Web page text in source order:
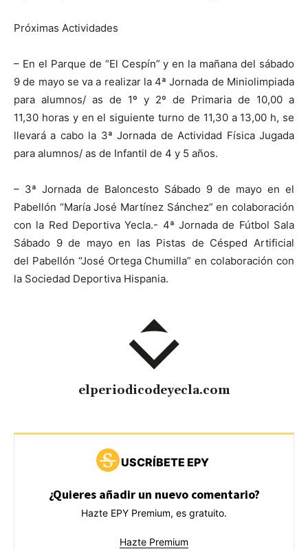
Próximas Actividades
– En el Parque de “El Cespín” y en la mañana del sábado
9 de mayo se va a realizar la 4ª Jornada de Miniolimpiada
para alumnos/ as de 1º y 2º de Primaria de 10,00 a
11,30 horas y en el siguiente turno de 11,30 a 13,00 h, se
llevará a cabo la 3ª Jornada de Actividad Física Jugada
para alumnos/ as de Infantil de 4 y 5 años.
– 3ª Jornada de Baloncesto Sábado 9 de mayo en el
Pabellón “María José Martínez Sánchez” en colaboración
con la Red Deportiva Yecla.- 4ª Jornada de Fútbol Sala
Sábado 9 de mayo en las Pistas de Césped Artificial
del Pabellón “José Ortega Chumilla” en colaboración con
la Sociedad Deportiva Hispania.
elperiodicodeyecla.com
USCRÍBETE EPY
¿Quieres añadir un nuevo comentario?
Hazte EPY Premium, es gratuito.
Hazte Premium